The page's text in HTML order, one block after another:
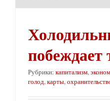
побеждает
Рубрики: капитализм,
голод,карты,